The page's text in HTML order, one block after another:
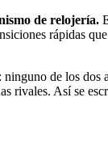
de relojería.
rápidas
de los
rivales. Así se